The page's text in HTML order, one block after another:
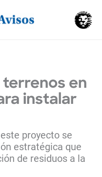
terrenos en
instalar
proyecto se
estratégica que
de residuos a la